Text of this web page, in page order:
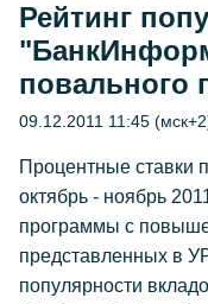
Рейтинг
повального
09.12.2011 11:45
Процентные ставки
октябрь - ноябрь
программы с
представленных в
популярности